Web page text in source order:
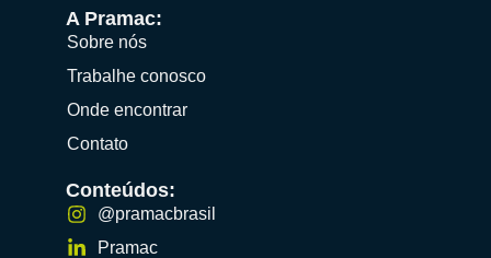
A Pramac:
Sobre nós
Trabalhe conosco
Onde encontrar
Contato
Conteúdos:
@pramacbrasil
Pramac